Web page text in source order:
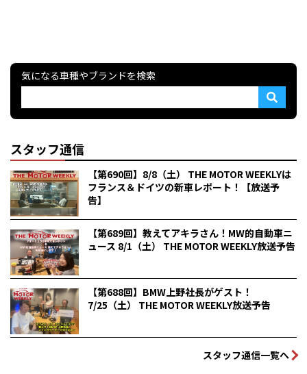
気になる車種やブランドを検索
スタッフ通信
【第690回】8/8（土） THE MOTOR WEEKLYは
フランス＆ドイツの新車レポート！【放送予
告】
【第689回】教えてアキラさん！MW的自動車ニ
ュース 8/1（土） THE MOTOR WEEKLY放送予告
【第688回】BMW上野社長がゲスト！
7/25（土） THE MOTOR WEEKLY放送予告
スタッフ通信一覧へ